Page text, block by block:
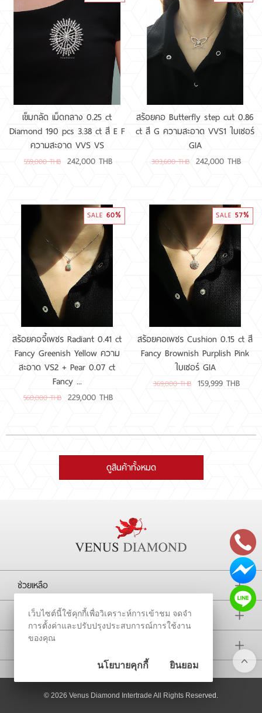
เข็มกลัด เม็ดกลาง 0.25 ct
Diamond 190 pcs 3.38 ct สี E F
ความสะอาด VVS VS
559,000 THB 242,000 THB
สร้อยคอ Butterfly step cut 0.86
ct สี G ความสะอาด VVS1 ใบเซอร์
GIA
303,600 THB 242,000 THB
SALE 60%
สร้อยคอจี้เพชร Radiant 0.41 ct
Fancy Greenish Yellow ความ
สะอาด VS2 + Pear 0.07 ct
Fancy ...
560,000 THB 229,000 THB
SALE 57%
สร้อยคอเพชร Cushion 0.15 ct สี
Fancy Brownish Purplish Pink
ใบเซอร์ GIA
369,000 THB 159,999 THB
ดูสินค้าทั้งหมด
ช่วยเหลือ
การติดตาม
บริษัท
© 2026 Venus Diamond Intertrade All Rights Reserved.
เว็บไซต์นี้ใช้คุกกี้เพื่อวิเคราะห์การเข้าชม จดจำ
การตั้งค่าและปรับปรุงประสบการณ์การใช้งาน
ของคุณ
นโยบายคุกกี้ ยินยอม